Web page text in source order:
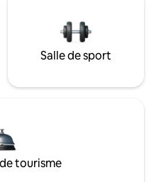
Salle de sport
tourisme